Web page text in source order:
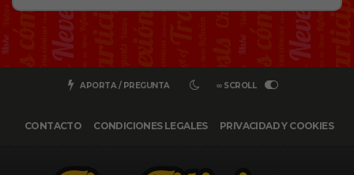
APORTA / PREGUNTA ∞ SCROLL
CONTACTO CONDICIONES LEGALES PRIVACIDAD Y COOKIES